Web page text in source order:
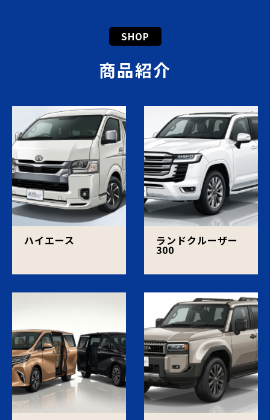
SHOP
商品紹介
ハイエース ランドクルーザー
300